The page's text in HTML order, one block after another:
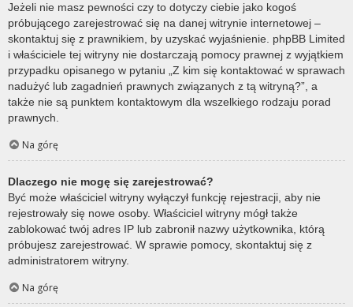
Jeżeli nie masz pewności czy to dotyczy ciebie jako kogoś
próbującego zarejestrować się na danej witrynie internetowej –
skontaktuj się z prawnikiem, by uzyskać wyjaśnienie. phpBB Limited
i właściciele tej witryny nie dostarczają pomocy prawnej z wyjątkiem
przypadku opisanego w pytaniu „Z kim się kontaktować w sprawach
nadużyć lub zagadnień prawnych związanych z tą witryną?”, a
także nie są punktem kontaktowym dla wszelkiego rodzaju porad
prawnych.
Na górę
Dlaczego nie mogę się zarejestrować?
Być może właściciel witryny wyłączył funkcję rejestracji, aby nie
rejestrowały się nowe osoby. Właściciel witryny mógł także
zablokować twój adres IP lub zabronił nazwy użytkownika, którą
próbujesz zarejestrować. W sprawie pomocy, skontaktuj się z
administratorem witryny.
Na górę